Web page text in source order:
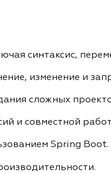
синтаксис,
изменение и
сложных
и совместной
Spring Boot.